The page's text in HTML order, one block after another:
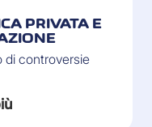
PRIVATA E
di controversie